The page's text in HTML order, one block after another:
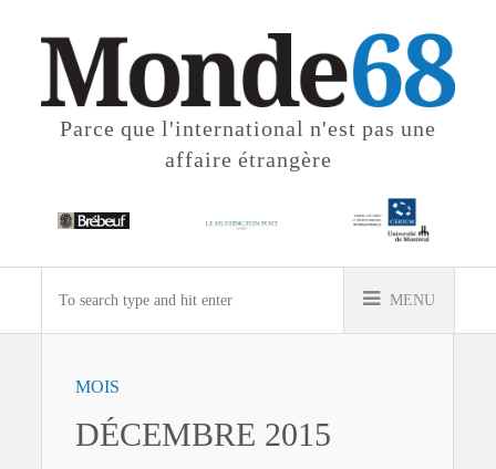
Parce que l'international n'est pas une
affaire étrangère
MENU
MOIS
DÉCEMBRE 2015